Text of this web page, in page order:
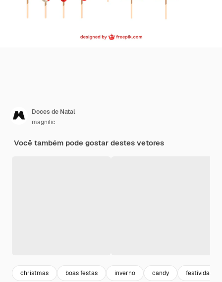
Doces de Natal
magnific
Você também pode gostar destes vetores
christmas boas festas inverno candy festividade